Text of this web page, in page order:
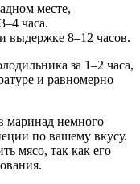
месте,
часа.
выдержке 8–12 часов.
за 1–2 часа,
и равномерно
маринад немного
по вашему вкусу.
мясо, так как его